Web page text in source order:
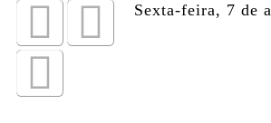
Sexta-feira, 7 de